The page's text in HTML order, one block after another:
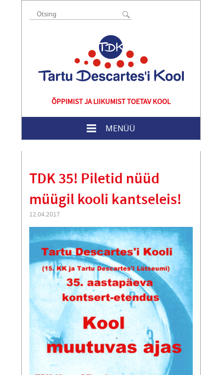
ÕPPIMIST JA LIIKUMIST TOETAV KOOL
MENÜÜ
TDK 35! Piletid nüüd
müügil kooli kantseleis!
12.04.2017